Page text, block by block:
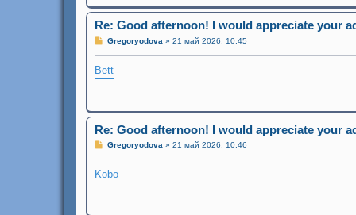
е
Re: Good afternoon! I would appreciate your
С
б
щ
е
Gregoryodova » 21 май 2026, 10:45
Bett
Re: Good afternoon! I would appreciate your
С
б
щ
Gregoryodova» 21 май 2026, 10:46
Kobo